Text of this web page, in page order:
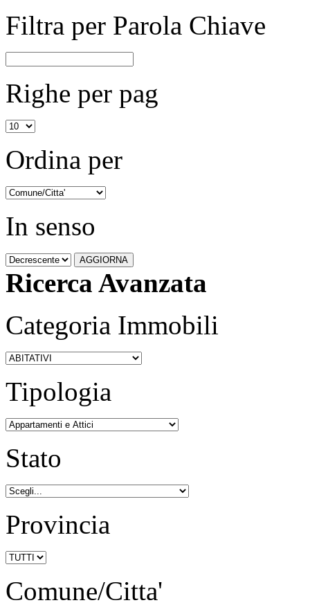
Filtra per Parola Chiave
Righe per pag
Ordina per
In senso
Ricerca Avanzata
Categoria Immobili
Tipologia
Stato
Provincia
Comune/Citta'